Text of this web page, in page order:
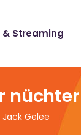
& Streaming
Gelee